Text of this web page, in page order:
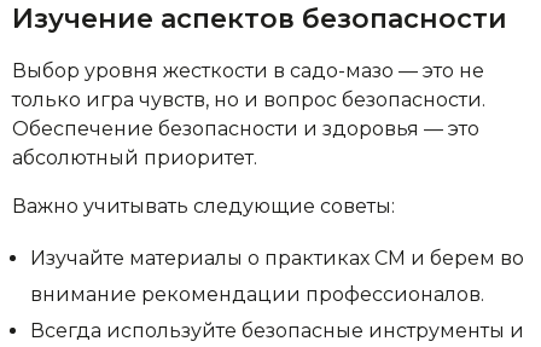
Изучение аспектов безопасности
Выбор уровня жесткости в садо-мазо — это не
только игра чувств, но и вопрос безопасности.
Обеспечение безопасности и здоровья — это
абсолютный приоритет.
Важно учитывать следующие советы:
Изучайте материалы о практиках СМ и берем во
внимание рекомендации профессионалов.
Всегда используйте безопасные инструменты и